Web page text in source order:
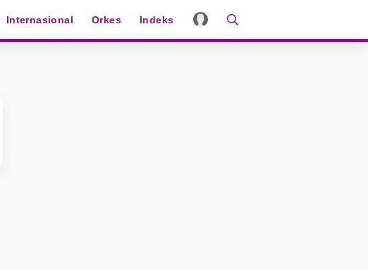
Internasional Orkes Indeks